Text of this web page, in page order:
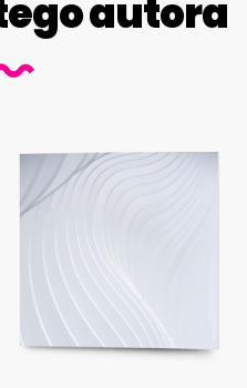
autora